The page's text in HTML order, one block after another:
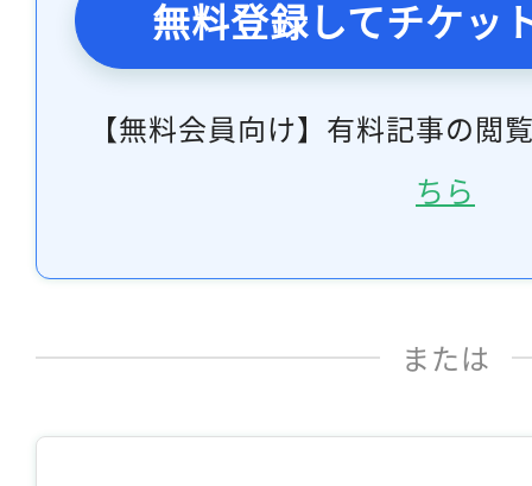
無料登録してチケッ
【無料会員向け】有料記事の閲
ちら
または